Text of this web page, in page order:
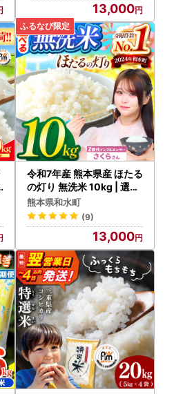
備蓄 防災 山形県 南陽市 [2
325]
13,000
令和7年産 熊本県産 ほたる
の灯り 無洗米 10kg | 選べ
る 銘柄 ほたるの灯り 森の
くまさん 容量 5kg 10kg 1
5kg 20kg 25kg 30kg特A
小分け 訳あり 規格外
熊本県和水町
(9)
13,000